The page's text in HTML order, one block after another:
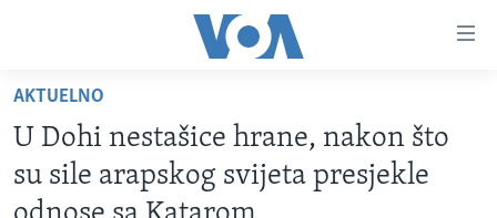
glavni
sadržaj
na
TV PROGRAM
VIDEO
FOTOGRAFIJE DANA
AKTUELNO
U Dohi nestašice hrane, nakon što
su sile arapskog svijeta presjekle